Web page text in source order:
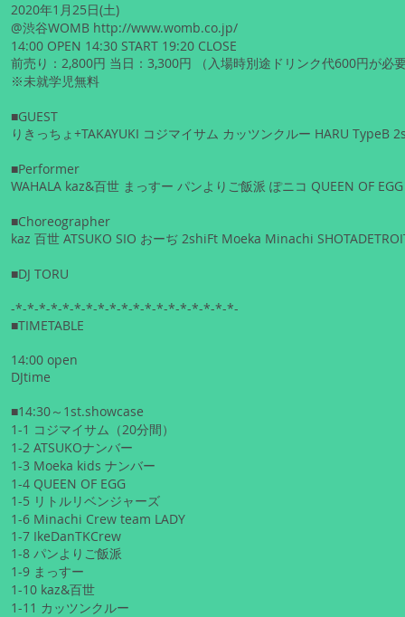
2020年1月25日(土)
@渋谷WOMB http://www.womb.co.jp/
14:00 OPEN 14:30 START 19:20 CLOSE
前売り：2,800円 当日：3,300円 （入場時別途ドリンク代600円が必
※未就学児無料
■GUEST
りきっちょ+TAKAYUKI コジマイサム カッツンクルー HARU
■Performer
WAHALA kaz&百世 まっすー パンよりご飯派 ぽニコ QUEEN OF
■Choreographer
kaz 百世 ATSUKO SIO おーぢ 2shiFt Moeka Minachi
■DJ TORU
-*-*-*-*-*-*-*-*-*-*-*-*-*-*-*-*-*-*-*-
■TIMETABLE
14:00 open
DJtime
■14:30～1st.showcase
1-1 コジマイサム（20分間）
1-2 ATSUKOナンバー
1-3 Moeka kids ナンバー
1-4 QUEEN OF EGG
1-5 リトルリベンジャーズ
1-6 Minachi Crew team LADY
1-7 IkeDanTKCrew
1-8 パンよりご飯派
1-9 まっすー
1-10 kaz&百世
1-11 カッツンクルー